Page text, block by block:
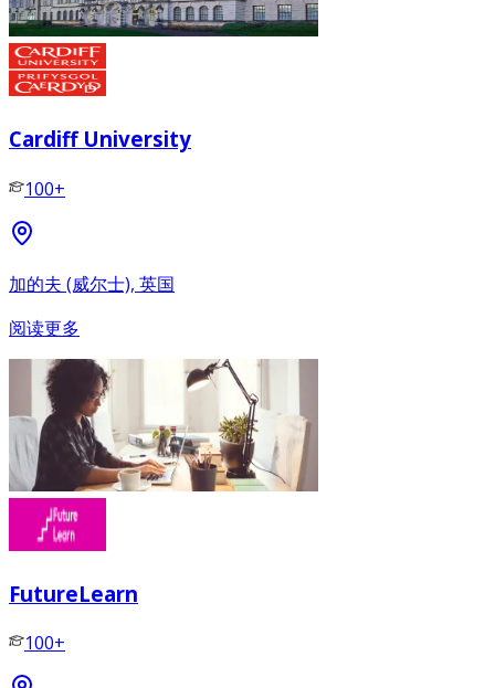
Cardiff University
100+
加的夫 (威尔士), 英国
阅读更多
FutureLearn
100+